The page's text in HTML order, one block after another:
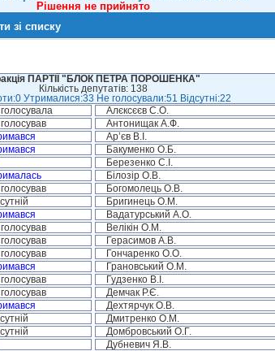
Рішення не прийнято
зі списку
ПАРТІЇ "БЛОК ПЕТРА ПОРОШЕНКА"
Кількість депутатів: 138
Утрималися:33 Не голосували:51 Відсутні:22
Алєксєєв С.О.
Антонищак А.Ф.
Ар’єв В.І.
Бакуменко О.Б.
Березенко С.І.
Білозір О.В.
Богомолець О.В.
Бригинець О.М.
Вадатурський А.О.
Велікін О.М.
Герасимов А.В.
Гончаренко О.О.
Грановський О.М.
Гудзенко В.І.
Демчак Р.Є.
Дехтярчук О.В.
Дмитренко О.М.
Домбровський О.Г.
Дубневич Я.В.